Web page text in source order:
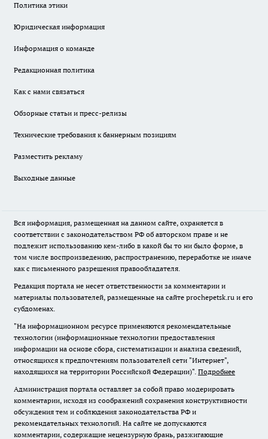
Политика этики
Юридическая информация
Информация о команде
Редакционная политика
Как с нами связаться
Обзорные статьи и пресс-релизы
Технические требования к баннерным позициям
Разместить рекламу
Выходные данные
Вся информация, размещенная на данном сайте, охраняется в
соответствии с законодательством РФ об авторском праве и не
подлежит использованию кем-либо в какой бы то ни было форме, в
том числе воспроизведению, распространению, переработке не иначе
как с письменного разрешения правообладателя.
Редакция портала не несет ответственности за комментарии и
материалы пользователей, размещенные на сайте prochepetsk.ru и его
субдоменах.
"На информационном ресурсе применяются рекомендательные
технологии (информационные технологии предоставления
информации на основе сбора, систематизации и анализа сведений,
относящихся к предпочтениям пользователей сети "Интернет",
находящихся на территории Российской Федерации)". Подробнее
Администрация портала оставляет за собой право модерировать
комментарии, исходя из соображений сохранения конструктивности
обсуждения тем и соблюдения законодательства РФ и
рекомендательных технологий. На сайте не допускаются
комментарии, содержащие нецензурную брань, разжигающие